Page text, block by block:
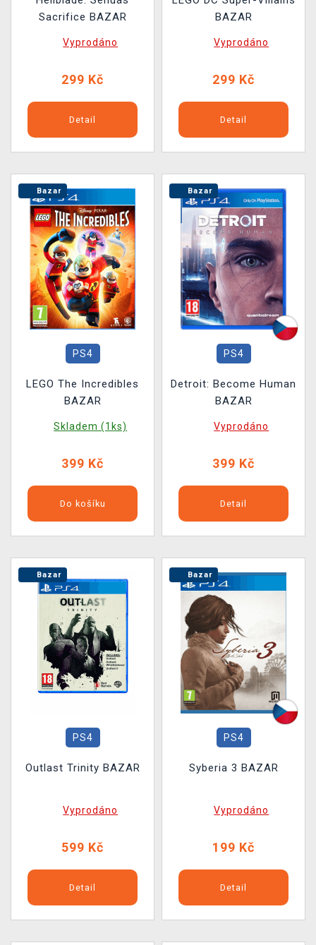
Sacrifice BAZAR
Vyprodáno
299 Kč
Detail
BAZAR
Vyprodáno
299 Kč
Detail
Bazar
PS4
LEGO The Incredibles
BAZAR
Skladem (1ks)
399 Kč
Do košíku
Bazar
PS4
Detroit: Become Human
BAZAR
Vyprodáno
399 Kč
Detail
Bazar
PS4
Outlast Trinity BAZAR
Vyprodáno
599 Kč
Detail
Bazar
PS4
Syberia 3 BAZAR
Vyprodáno
199 Kč
Detail